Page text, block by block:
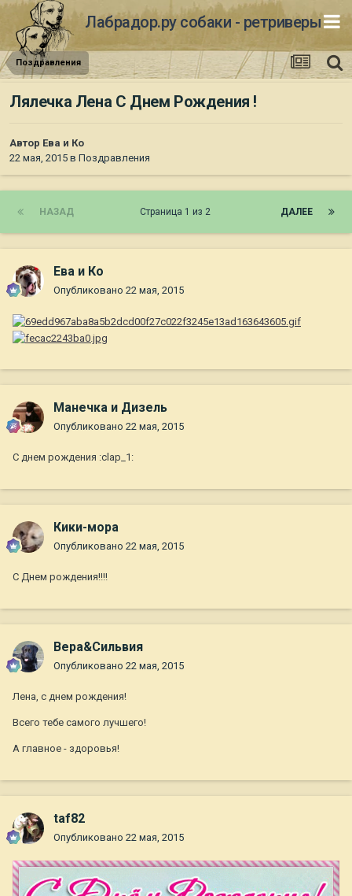
Лабрадор.ру собаки - ретриверы
Поздравления
Лялечка Лена С Днем Рождения !
Автор Ева и Ко
22 мая, 2015 в Поздравления
НАЗАД ДАЛЕЕ
Страница 1 из 2
Ева и Ко
Опубликовано 22 мая, 2015
Манечка и Дизель
Опубликовано 22 мая, 2015
С днем рождения :clap_1:
Кики-мора
Опубликовано 22 мая, 2015
С Днем рождения!!!!
Вера&Сильвия
Опубликовано 22 мая, 2015
Лена, с днем рождения!
Всего тебе самого лучшего!
А главное - здоровья!
taf82
Опубликовано 22 мая, 2015